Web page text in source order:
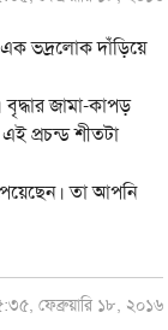
এক ভদ্রলোক দাঁড়িয়ে
জামা-কাপড়
প্রচন্ড শীতটা
তা আপনি
ফেব্রুয়ারি ১৮, ২০১৬